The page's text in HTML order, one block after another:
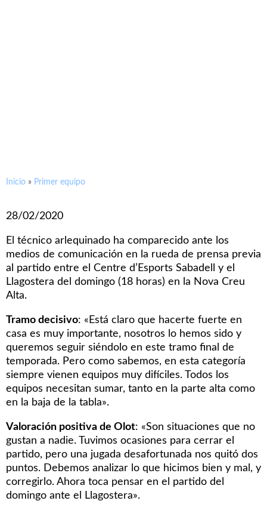
Inicio » Primer equipo
28/02/2020
El técnico arlequinado ha comparecido ante los
medios de comunicación en la rueda de prensa previa
al partido entre el Centre d’Esports Sabadell y el
Llagostera del domingo (18 horas) en la Nova Creu
Alta.
Tramo decisivo: «Está claro que hacerte fuerte en
casa es muy importante, nosotros lo hemos sido y
queremos seguir siéndolo en este tramo final de
temporada. Pero como sabemos, en esta categoría
siempre vienen equipos muy difíciles. Todos los
equipos necesitan sumar, tanto en la parte alta como
en la baja de la tabla».
Valoración positiva de Olot: «Son situaciones que no
gustan a nadie. Tuvimos ocasiones para cerrar el
partido, pero una jugada desafortunada nos quitó dos
puntos. Debemos analizar lo que hicimos bien y mal, y
corregirlo. Ahora toca pensar en el partido del
domingo ante el Llagostera».